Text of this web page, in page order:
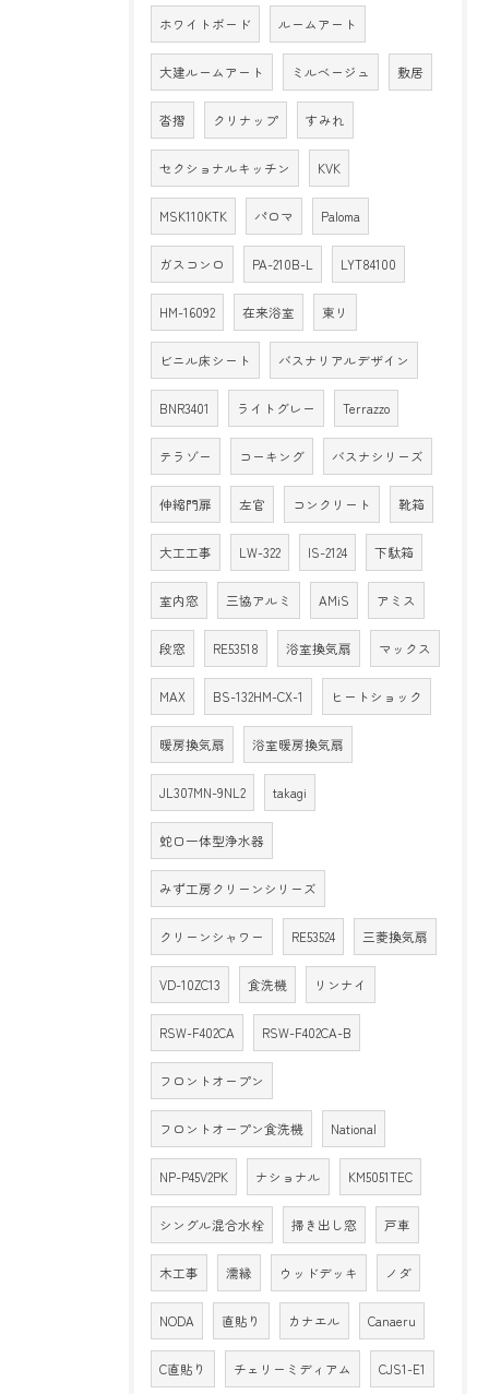
ホワイトボード ルームアート
大建ルームアート ミルベージュ 敷居
沓摺 クリナップ すみれ
セクショナルキッチン KVK
MSK110KTK パロマ Paloma
ガスコンロ PA-210B-L LYT84100
HM-16092 在来浴室 東リ
ビニル床シート バスナリアルデザイン
BNR3401 ライトグレー Terrazzo
テラゾー コーキング バスナシリーズ
伸縮門扉 左官 コンクリート 靴箱
大工工事 LW-322 IS-2124 下駄箱
室内窓 三協アルミ AMiS アミス
段窓 RE53518 浴室換気扇 マックス
MAX BS-132HM-CX-1 ヒートショック
暖房換気扇 浴室暖房換気扇
JL307MN-9NL2 takagi
蛇口一体型浄水器
みず工房クリーンシリーズ
クリーンシャワー RE53524 三菱換気扇
VD-10ZC13 食洗機 リンナイ
RSW-F402CA RSW-F402CA-B
フロントオープン
フロントオープン食洗機 National
NP-P45V2PK ナショナル KM5051TEC
シングル混合水栓 掃き出し窓 戸車
木工事 濡縁 ウッドデッキ ノダ
NODA 直貼り カナエル Canaeru
C直貼り チェリーミディアム CJS1-E1